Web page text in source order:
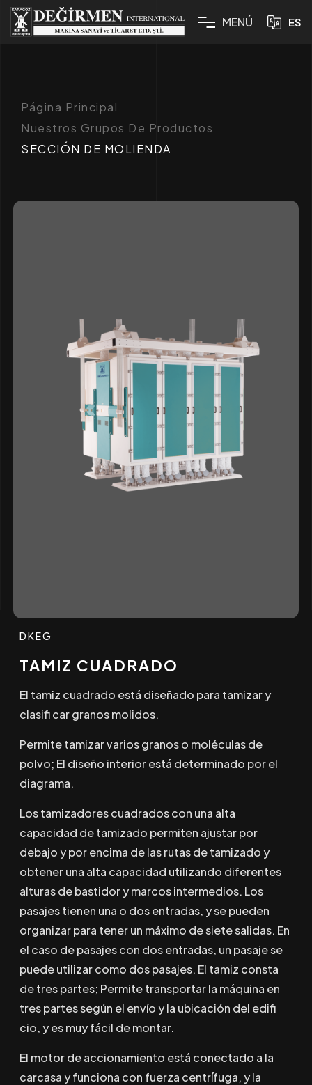
MENÚ ES
Página Principal
Nuestros Grupos De Productos
SECCIÓN DE MOLIENDA
DKEG
TAMIZ CUADRADO
El tamiz cuadrado está diseñado para tamizar y
clasifi car granos molidos.
Permite tamizar varios granos o moléculas de
polvo; El diseño interior está determinado por el
diagrama.
Los tamizadores cuadrados con una alta
capacidad de tamizado permiten ajustar por
debajo y por encima de las rutas de tamizado y
obtener una alta capacidad utilizando diferentes
alturas de bastidor y marcos intermedios. Los
pasajes tienen una o dos entradas, y se pueden
organizar para tener un máximo de siete salidas. En
el caso de pasajes con dos entradas, un pasaje se
puede utilizar como dos pasajes. El tamiz consta
de tres partes; Permite transportar la máquina en
tres partes según el envío y la ubicación del edifi
cio, y es muy fácil de montar.
El motor de accionamiento está conectado a la
carcasa y funciona con fuerza centrífuga, y la